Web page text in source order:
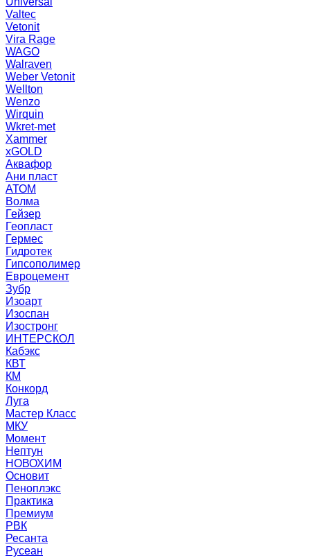
Valtec
Vetonit
Vira Rage
WAGO
Walraven
Weber Vetonit
Wellton
Wenzo
Wirquin
Wkret-met
Xammer
xGOLD
Аквафор
Ани пласт
АТОМ
Волма
Гейзер
Геопласт
Гермес
Гидротек
Гипсополимер
Евроцемент
Зубр
Изоарт
Изоспан
Изостронг
ИНТЕРСКОЛ
Кабэкс
КВТ
КМ
Конкорд
Луга
Мастер Класс
МКУ
Момент
Нептун
НОВОХИМ
Основит
Пеноплэкс
Практика
Премиум
РВК
Ресанта
Русеан